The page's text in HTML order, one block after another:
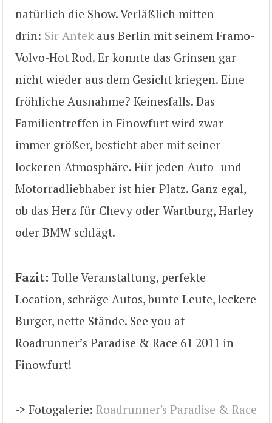
natürlich die Show. Verläßlich mitten
drin: Sir Antek aus Berlin mit seinem Framo-
Volvo-Hot Rod. Er konnte das Grinsen gar
nicht wieder aus dem Gesicht kriegen. Eine
fröhliche Ausnahme? Keinesfalls. Das
Familientreffen in Finowfurt wird zwar
immer größer, besticht aber mit seiner
lockeren Atmosphäre. Für jeden Auto- und
Motorradliebhaber ist hier Platz. Ganz egal,
ob das Herz für Chevy oder Wartburg, Harley
oder BMW schlägt.
Fazit: Tolle Veranstaltung, perfekte
Location, schräge Autos, bunte Leute, leckere
Burger, nette Stände. See you at
Roadrunner’s Paradise & Race 61 2011 in
Finowfurt!
-> Fotogalerie: Roadrunner's Paradise & Race